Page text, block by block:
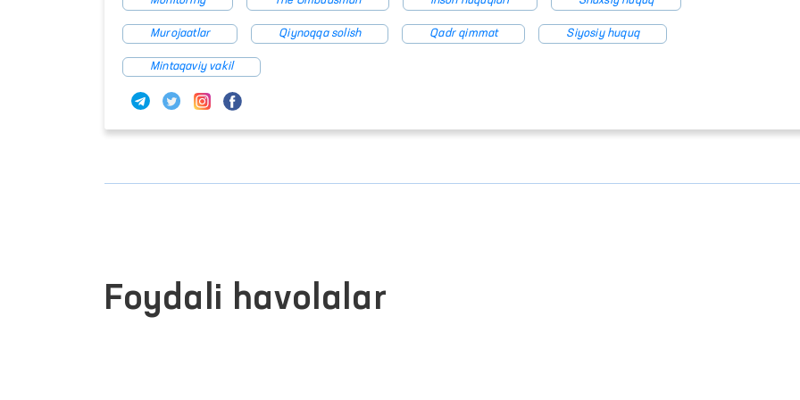
Murojaatlar Qiynoqqa solish Qadr qimmat Siyosiy huquq
Mintaqaviy vakil
Foydali havolalar